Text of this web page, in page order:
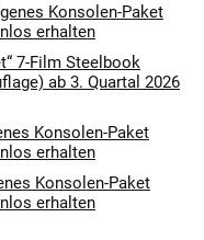
Konsolen-Paket
erhalten
7-Film Steelbook
ab 3. Quartal 2026
Konsolen-Paket
erhalten
Konsolen-Paket
erhalten